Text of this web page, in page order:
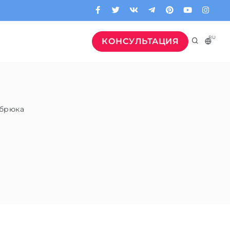
КОНСУЛЬТАЦИЯ RU